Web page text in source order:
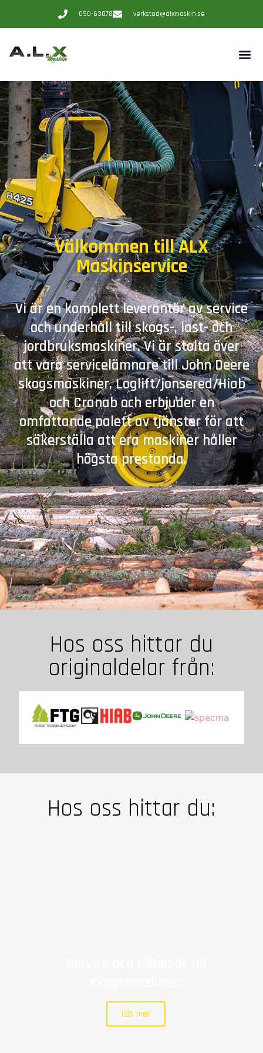
090-63078 verkstad@alxmaskin.se
Välkommen till ALX
Maskinservice
Vi är en komplett leverantör av service
och underhåll till skogs-, last- och
jordbruksmaskiner. Vi är stolta över
att vara servicelämnare till John Deere
skogsmaskiner, Loglift/jonsered/Hiab
och Cranab och erbjuder en
omfattande palett av tjänster för att
säkerställa att era maskiner håller
högsta prestanda.
Hos oss hittar du
originaldelar från:
Hos oss hittar du:
Läs mer